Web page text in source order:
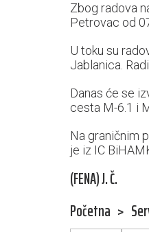
Zbog radova
Petrovac od
U toku su
Jablanica.
Danas će se
cesta M-6.1 i
Na graničnim
je iz IC
(FENA) J. Č.
Početna >